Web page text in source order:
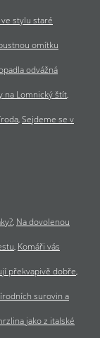
stylu staré
omítku
odvážná
na Lomnický štít
Sejdeme se v
Na dovolenou
Komáři vás
překvapivě dobře
surovin a
jako z italské